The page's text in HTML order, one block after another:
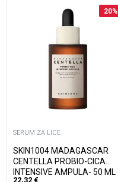
20%
SERUM ZA LICE
SKIN1004 MADAGASCAR
CENTELLA PROBIO-CICA
INTENSIVE AMPULA- 50 ML
22,32 €